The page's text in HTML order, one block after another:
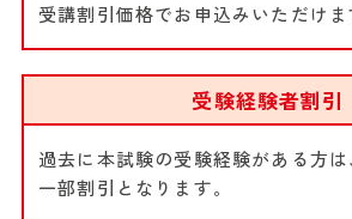
受講割引価格でお申込みいただけま
受験経験者割引
過去に本試験の受験経験がある方
一部割引となります。